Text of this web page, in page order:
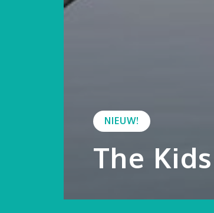
NIEUW!
The